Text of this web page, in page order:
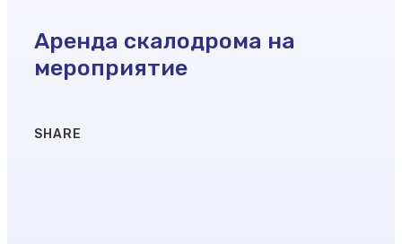
Аренда скалодрома на
мероприятие
SHARE